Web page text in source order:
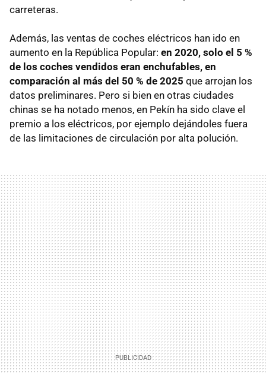
carreteras.
Además, las ventas de coches eléctricos han ido en
aumento en la República Popular: en 2020, solo el 5 %
de los coches vendidos eran enchufables, en
comparación al más del 50 % de 2025 que arrojan los
datos preliminares. Pero si bien en otras ciudades
chinas se ha notado menos, en Pekín ha sido clave el
premio a los eléctricos, por ejemplo dejándoles fuera
de las limitaciones de circulación por alta polución.